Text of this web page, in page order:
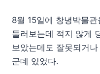
8월 15일에 창녕박물
둘러보는데 적지 않게
보았는데도 잘못되거
군데 있었다.